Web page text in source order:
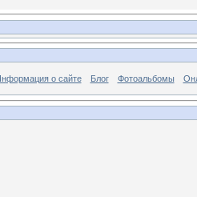
о сайте Блог Фотоальбомы